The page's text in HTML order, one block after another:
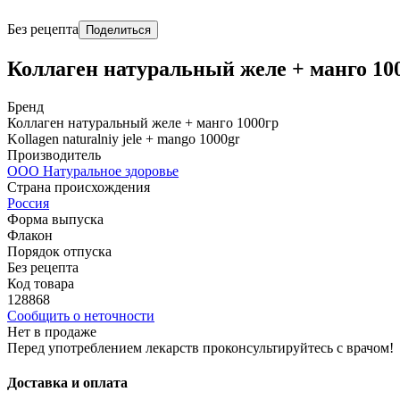
Без рецепта Поделиться
Коллаген натуральный желе + манго
Бренд
Коллаген натуральный желе + манго 1000гр
Kollagen naturalniy jele + mango 1000gr
Производитель
ООО Натуральное здоровье
Страна происхождения
Россия
Форма выпуска
Флакон
Порядок отпуска
Без рецепта
Код товара
128868
Сообщить о неточности
Нет в продаже
Перед употреблением лекарств проконсультируйтесь с врачом!
Доставка и оплата